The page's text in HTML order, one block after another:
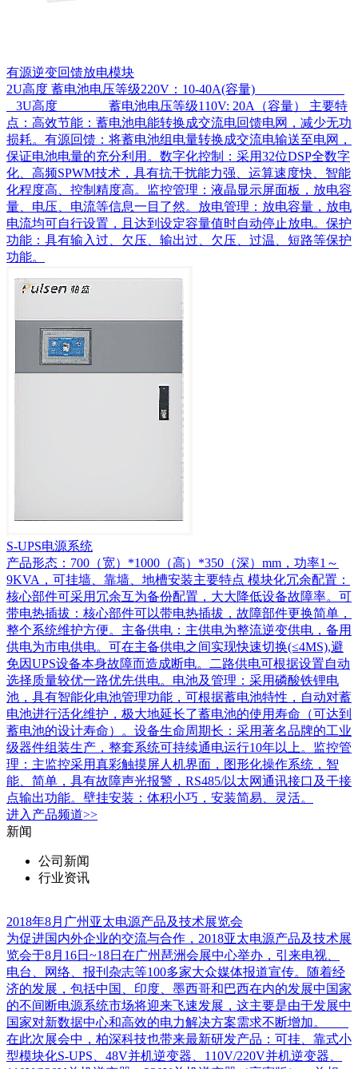
有源逆变回馈放电模块
2U高度 蓄电池电压等级220V：10-40A(容量)
3U高度 蓄电池电压等级110V: 20A（容量） 主要特
点：高效节能：蓄电池电能转换成交流电回馈电网，减少无功
损耗。有源回馈：将蓄电池组电量转换成交流电输送至电网，
保证电池电量的充分利用。数字化控制：采用32位DSP全数字
化、高频SPWM技术，具有抗干扰能力强、运算速度快、智能
化程度高、控制精度高。监控管理：液晶显示屏面板，放电容
量、电压、电流等信息一目了然。放电管理：放电容量，放电
电流均可自行设置，且达到设定容量值时自动停止放电。保护
功能：具有输入过、欠压、输出过、欠压、过温、短路等保护
功能。
S-UPS电源系统
产品形态：700（宽）*1000（高）*350（深）mm，功率1～
9KVA，可挂墙、靠墙、地槽安装主要特点 模块化冗余配置：
核心部件可采用冗余互为备份配置，大大降低设备故障率。可
带电热插拔：核心部件可以带电热插拔，故障部件更换简单，
整个系统维护方便。主备供电：主供电为整流逆变供电，备用
供电为市电供电。可在主备供电之间实现快速切换(≤4MS),避
免因UPS设备本身故障而造成断电。二路供电可根据设置自动
选择质量较优一路优先供电。电池及管理：采用磷酸铁锂电
池，具有智能化电池管理功能，可根据蓄电池特性，自动对蓄
电池进行活化维护，极大地延长了蓄电池的使用寿命（可达到
蓄电池的设计寿命）。设备生命周期长：采用著名品牌的工业
级器件组装生产，整套系统可持续通电运行10年以上。监控管
理：主监控采用真彩触摸屏人机界面，图形化操作系统，智
能、简单，具有故障声光报警，RS485/以太网通讯接口及干接
点输出功能。壁挂安装：体积小巧，安装简易、灵活。
进入 产品频道>>
新闻
公司新闻
行业资讯
2018年8月广州亚太电源产品及技术展览会
为促进国内外企业的交流与合作，2018亚太电源产品及技术展
览会于8月16日~18日在广州琶洲会展中心举办，引来电视、
电台、网络、报刊杂志等100多家大众媒体报道宣传。随着经
济的发展，包括中国、印度、墨西哥和巴西在内的发展中国家
的不间断电源系统市场将迎来飞速发展，这主要是由于发展中
国家对新数据中心和高效的电力解决方案需求不断增加。
在此次展会中，柏深科技也带来最新研发产品：可挂、靠式小
型模块化S-UPS、48V并机逆变器、110V/220V并机逆变器、